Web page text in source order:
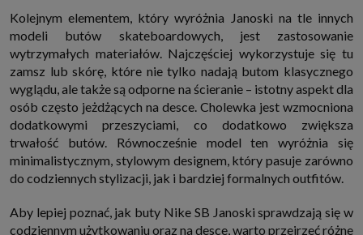
Szczegółową informację na temat plików cookie i ich funkcjonowania
znajdziesz pod tym linkiem
. Pod tym linkiem znajdziesz także informację
o tym jak zmienić ustawienia przeglądarki, aby ograniczyć lub wyłączyć
funkcjonowanie plików cookies itp. oraz jak usunąć takie pliki z Twojego
urządzenia.
Twoje uprawnienia
Przysługują Ci następujące uprawnienia wobec Twoich danych i ich
przetwarzania przez nas, inne podmioty z Grupy SAGIER i Zaufanych
Partnerów:
1. Jeśli udzieliłeś zgody na przetwarzanie danych możesz ją w każdej
chwili wycofać (cofnięcie zgody oczywiście nie uchyli zgodności z prawem
przetwarzania już dokonanego na jej podstawie);
sprostowania, usunięcia lub ograniczenia przetwarzania, prawo do
przeniesienia danych, wyrażenia sprzeciwu wobec przetwarzania danych
oraz prawo do wniesienia skargi do organu nadzorczego, którym w Polsce
Kolejnym elementem, który wyróżnia Janoski na tle innych
modeli butów skateboardowych, jest zastosowanie
wytrzymałych materiałów. Najczęściej wykorzystuje się tu
zamsz lub skórę, które nie tylko nadają butom klasycznego
wyglądu, ale także są odporne na ścieranie – istotny aspekt dla
osób często jeżdżących na desce. Cholewka jest wzmocniona
dodatkowymi przeszyciami, co dodatkowo zwiększa
trwałość butów. Równocześnie model ten wyróżnia się
minimalistycznym, stylowym designem, który pasuje zarówno
do codziennych stylizacji, jak i bardziej formalnych outfitów.
Aby lepiej poznać, jak buty Nike SB Janoski sprawdzają się w
codziennym użytkowaniu oraz na desce, warto przejrzeć różne